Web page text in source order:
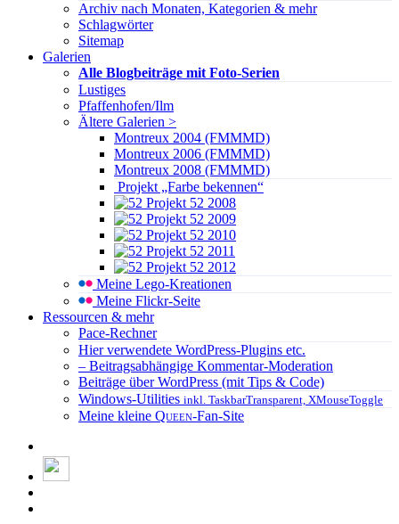
Archiv nach Monaten, Kategorien & mehr
Schlagwörter
Sitemap
Galerien
Alle Blogbeiträge mit Foto-Serien
Lustiges
Pfaffenhofen/Ilm
Ältere Galerien >
Montreux 2004 (FMMMD)
Montreux 2006 (FMMMD)
Montreux 2008 (FMMMD)
Projekt „Farbe bekennen“
Projekt 52 2008
Projekt 52 2009
Projekt 52 2010
Projekt 52 2011
Projekt 52 2012
Meine Lego-Kreationen
Meine Flickr-Seite
Ressourcen & mehr
Pace-Rechner
Hier verwendete WordPress-Plugins etc.
– Beitragsabhängige Kommentar-Moderation
Beiträge über WordPress (mit Tips & Code)
Windows-Utilities inkl. TaskbarTransparent, XMouseToggle
Meine kleine Queen-Fan-Site